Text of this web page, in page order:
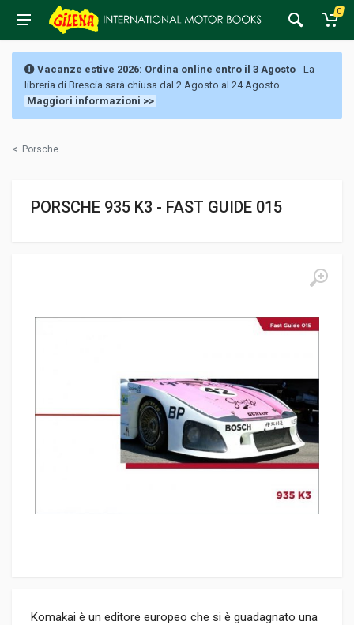
0
Vacanze estive 2026: Ordina online entro il 3 Agosto - La
libreria di Brescia sarà chiusa dal 2 Agosto al 24 Agosto.
Maggiori informazioni >>
< Porsche
PORSCHE 935 K3 - FAST GUIDE 015
Komakai è un editore europeo che si è guadagnato una